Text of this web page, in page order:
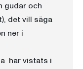
gudar och
det vill säga
ner i
har vistats i